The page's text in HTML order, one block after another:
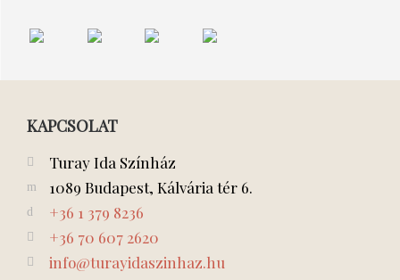
Déryné!
grófnő
KAPCSOLAT
Turay Ida Színház
1089 Budapest, Kálvária tér 6.
+36 1 379 8236
+36 70 607 2620
info@turayidaszinhaz.hu